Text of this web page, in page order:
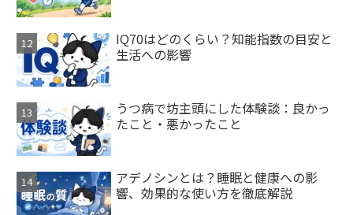
IQ70はどのくらい？知能指数の目安と
生活への影響
うつ病で坊主頭にした体験談：良かっ
たこと・悪かったこと
アデノシンとは？睡眠と健康への影
響、効果的な使い方を徹底解説